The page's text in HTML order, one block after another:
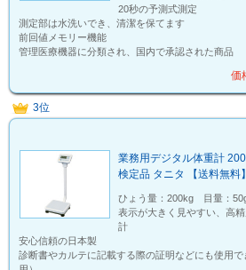
20秒の予測式測定
測定部は水洗いでき、清潔を保てます
前回値メモリー機能
管理医療機器に分類され、国内で承認された商品
価
3位
業務用デジタル体重計
検定品 タニタ 【送料無料】
ひょう量：200kg 目量：
表示が大きく見やすい、高
計
安心信頼の日本製
診断書やカルテに記載する際の証明などにも使用